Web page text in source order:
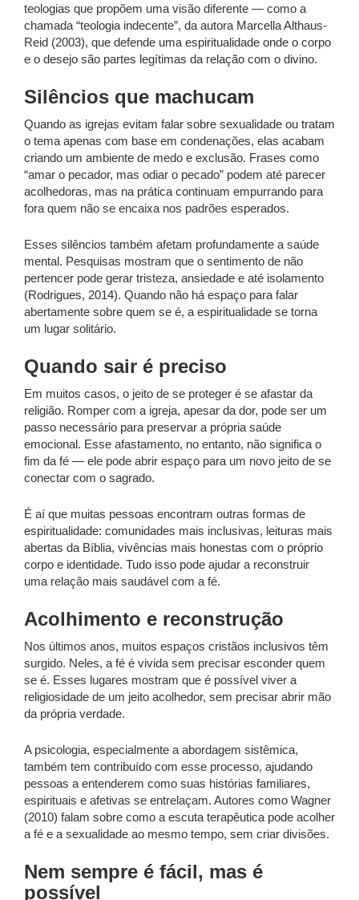
teologias que propõem uma visão diferente — como a
chamada “teologia indecente”, da autora Marcella Althaus-
Reid (2003), que defende uma espiritualidade onde o corpo
e o desejo são partes legítimas da relação com o divino.
Silêncios que machucam
Quando as igrejas evitam falar sobre sexualidade ou tratam
o tema apenas com base em condenações, elas acabam
criando um ambiente de medo e exclusão. Frases como
“amar o pecador, mas odiar o pecado” podem até parecer
acolhedoras, mas na prática continuam empurrando para
fora quem não se encaixa nos padrões esperados.
Esses silêncios também afetam profundamente a saúde
mental. Pesquisas mostram que o sentimento de não
pertencer pode gerar tristeza, ansiedade e até isolamento
(Rodrigues, 2014). Quando não há espaço para falar
abertamente sobre quem se é, a espiritualidade se torna
um lugar solitário.
Quando sair é preciso
Em muitos casos, o jeito de se proteger é se afastar da
religião. Romper com a igreja, apesar da dor, pode ser um
passo necessário para preservar a própria saúde
emocional. Esse afastamento, no entanto, não significa o
fim da fé — ele pode abrir espaço para um novo jeito de se
conectar com o sagrado.
É aí que muitas pessoas encontram outras formas de
espiritualidade: comunidades mais inclusivas, leituras mais
abertas da Bíblia, vivências mais honestas com o próprio
corpo e identidade. Tudo isso pode ajudar a reconstruir
uma relação mais saudável com a fé.
Acolhimento e reconstrução
Nos últimos anos, muitos espaços cristãos inclusivos têm
surgido. Neles, a fé é vivida sem precisar esconder quem
se é. Esses lugares mostram que é possível viver a
religiosidade de um jeito acolhedor, sem precisar abrir mão
da própria verdade.
A psicologia, especialmente a abordagem sistêmica,
também tem contribuído com esse processo, ajudando
pessoas a entenderem como suas histórias familiares,
espirituais e afetivas se entrelaçam. Autores como Wagner
(2010) falam sobre como a escuta terapêutica pode acolher
a fé e a sexualidade ao mesmo tempo, sem criar divisões.
Nem sempre é fácil, mas é
possível